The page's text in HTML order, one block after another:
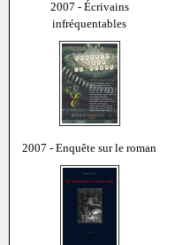
2007 - Écrivains
infréquentables
2007 - Enquête sur le roman